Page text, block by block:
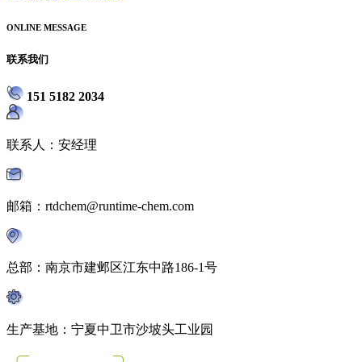
ONLINE MESSAGE
联系我们
151 5182 2034
联系人：安经理
邮箱：rtdchem@runtime-chem.com
总部：南京市建邺区江东中路186-1号
生产基地：宁夏中卫市沙坡头工业园